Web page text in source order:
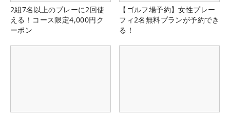
2組7名以上のプレーに2回使
える！コース限定4,000円ク
ーポン
【ゴルフ場予約】女性プレー
フィ2名無料プランが予約でき
る！